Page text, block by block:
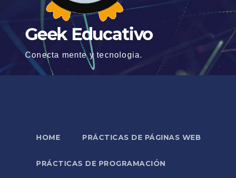
Geek Educativo
Conecta mente y tecnologia.
HOME PRÁCTICAS DE PÁGINAS WEB
PRÁCTICAS DE PROGRAMACIÓN